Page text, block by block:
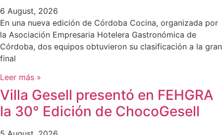
6 August, 2026
En una nueva edición de Córdoba Cocina, organizada por
la Asociación Empresaria Hotelera Gastronómica de
Córdoba, dos equipos obtuvieron su clasificación a la gran
final
Leer más »
Villa Gesell presentó en FEHGRA
la 30° Edición de ChocoGesell